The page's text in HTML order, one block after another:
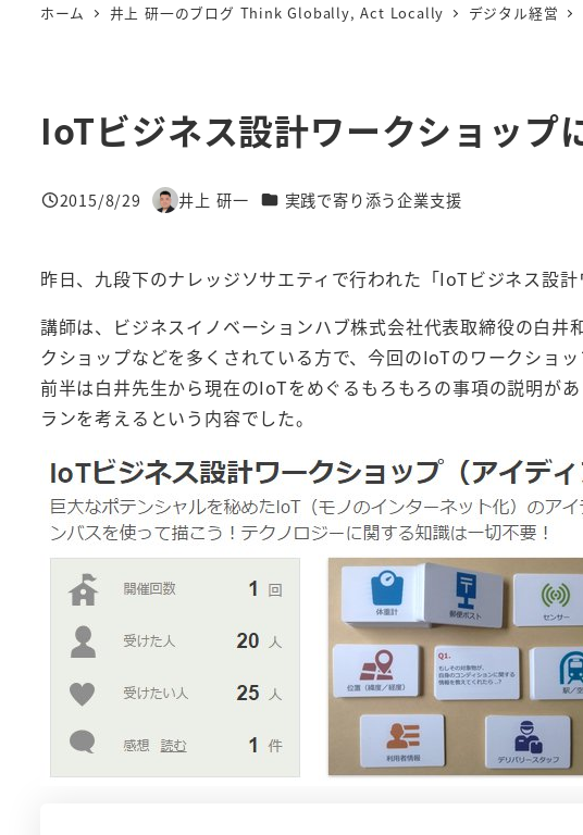
ホーム 井上 研一のブログ Think Globally, Act Locally デジタル経営
IoTビジネス設計ワークショップ
投稿日
2015/8/29
著
井上 研一 カテゴリー
実践で寄り添う企業支援
昨日、九段下のナレッジソサエティで行われた「IoTビジネス設計
講師は、ビジネスイノベーションハブ株式会社代表取締役の白
クショップなどを多くされている方で、今回のIoTのワークショッ
前半は白井先生から現在のIoTをめぐるもろもろの事項の説明が
ランを考えるという内容でした。